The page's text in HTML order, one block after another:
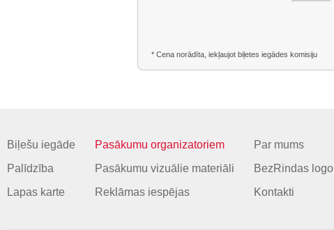
* Cena norādīta, iekļaujot biļetes iegādes komisiju
Biļešu iegāde
Palīdzība
Lapas karte
Pasākumu organizatoriem
Pasākumu vizuālie materiāli
Reklāmas iespējas
Par mums
BezRindas logo
Kontakti